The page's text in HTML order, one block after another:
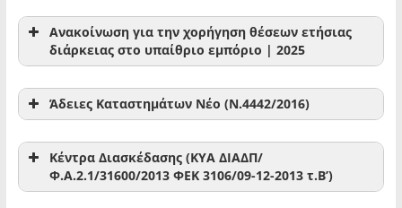
Ανακοίνωση για την χορήγηση θέσεων ετήσιας
διάρκειας στο υπαίθριο εμπόριο | 2025
Κατεβάστε και δείτε την ανακοίνωση
Άδειες Καταστημάτων Νέο (Ν.4442/2016)
Αίτηση Απλή
Παράρτημα Α.Αίτησης
Υπεύθυνη δήλωση Ιδιοκτήτη (εκμισθωτή)
Κέντρα Διασκέδασης (ΚΥΑ ΔΙΑΔΠ/
Φ.Α.2.1/31600/2013 ΦΕΚ 3106/09-12-2013 τ.Β’)